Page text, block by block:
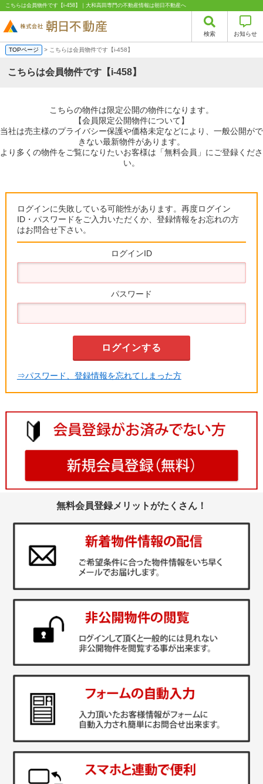
こちらは会員物件です【i-458】｜大和高田専門の不動産情報は朝日不動産へ
検索 お知らせ
TOPページ > こちらは会員物件です【i-458】
こちらは会員物件です【i-458】
こちらの物件は限定公開の物件になります。
【会員限定公開物件について】
当社は売主様のプライバシー保護や価格未定などにより、一般公開がで
きない最新物件があります。
より多くの物件をご覧になりたいお客様は「無料会員」にご登録くださ
い。
ログインに失敗している可能性があります。再度ログイン
ID・パスワードをご入力いただくか、登録情報をお忘れの方
はお問合せ下さい。
ログインID
パスワード
⇒パスワード、登録情報を忘れてしまった方
無料会員登録メリットがたくさん！